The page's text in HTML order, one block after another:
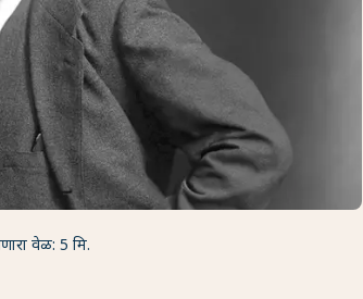
वेळ: 5 मि.